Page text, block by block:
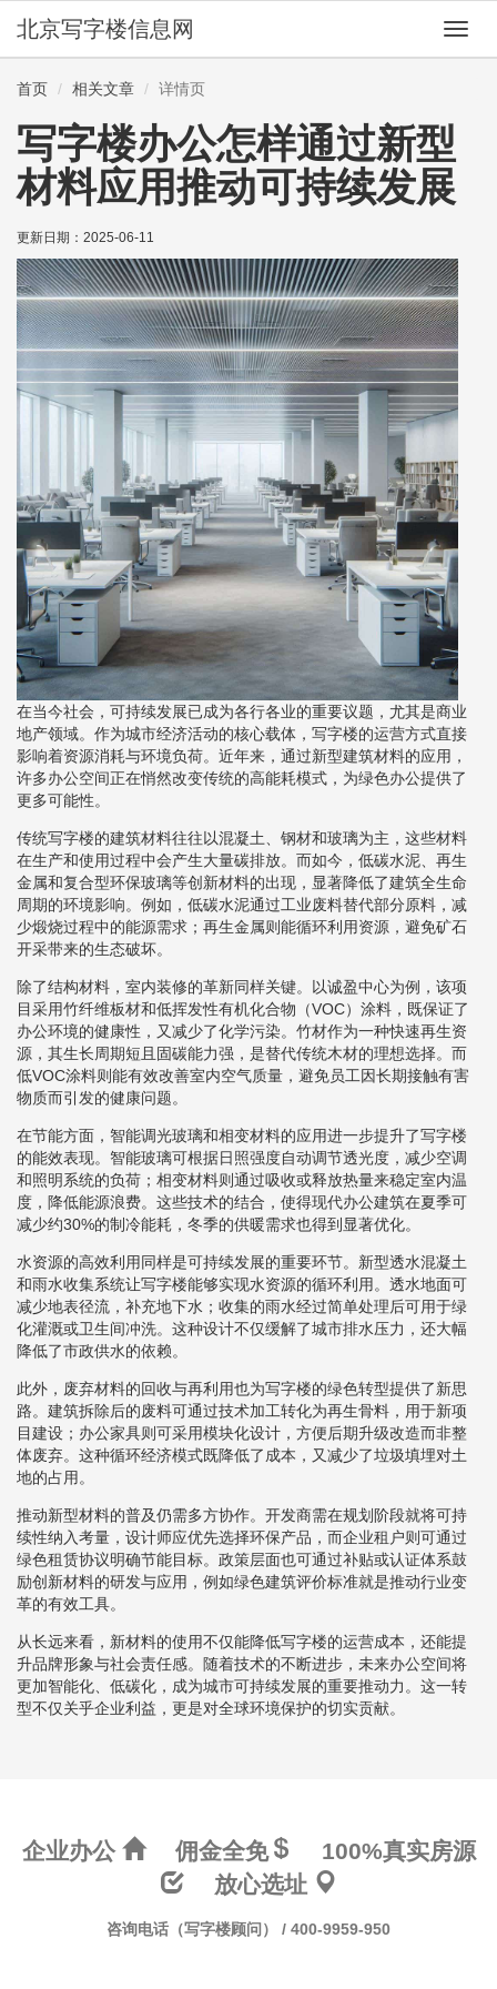
切
换
北京写字楼信息网
首页 相关文章 详情页
写字楼办公怎样通过新型
材料应用推动可持续发展
更新日期： 2025-06-11
在当今社会，可持续发展已成为各行各业的重要议题，尤其是商业
地产领域。作为城市经济活动的核心载体，写字楼的运营方式直接
影响着资源消耗与环境负荷。近年来，通过新型建筑材料的应用，
许多办公空间正在悄然改变传统的高能耗模式，为绿色办公提供了
更多可能性。
传统写字楼的建筑材料往往以混凝土、钢材和玻璃为主，这些材料
在生产和使用过程中会产生大量碳排放。而如今，低碳水泥、再生
金属和复合型环保玻璃等创新材料的出现，显著降低了建筑全生命
周期的环境影响。例如，低碳水泥通过工业废料替代部分原料，减
少煅烧过程中的能源需求；再生金属则能循环利用资源，避免矿石
开采带来的生态破坏。
除了结构材料，室内装修的革新同样关键。以诚盈中心为例，该项
目采用竹纤维板材和低挥发性有机化合物（VOC）涂料，既保证了
办公环境的健康性，又减少了化学污染。竹材作为一种快速再生资
源，其生长周期短且固碳能力强，是替代传统木材的理想选择。而
低VOC涂料则能有效改善室内空气质量，避免员工因长期接触有害
物质而引发的健康问题。
在节能方面，智能调光玻璃和相变材料的应用进一步提升了写字楼
的能效表现。智能玻璃可根据日照强度自动调节透光度，减少空调
和照明系统的负荷；相变材料则通过吸收或释放热量来稳定室内温
度，降低能源浪费。这些技术的结合，使得现代办公建筑在夏季可
减少约30%的制冷能耗，冬季的供暖需求也得到显著优化。
水资源的高效利用同样是可持续发展的重要环节。新型透水混凝土
和雨水收集系统让写字楼能够实现水资源的循环利用。透水地面可
减少地表径流，补充地下水；收集的雨水经过简单处理后可用于绿
化灌溉或卫生间冲洗。这种设计不仅缓解了城市排水压力，还大幅
降低了市政供水的依赖。
此外，废弃材料的回收与再利用也为写字楼的绿色转型提供了新思
路。建筑拆除后的废料可通过技术加工转化为再生骨料，用于新项
目建设；办公家具则可采用模块化设计，方便后期升级改造而非整
体废弃。这种循环经济模式既降低了成本，又减少了垃圾填埋对土
地的占用。
推动新型材料的普及仍需多方协作。开发商需在规划阶段就将可持
续性纳入考量，设计师应优先选择环保产品，而企业租户则可通过
绿色租赁协议明确节能目标。政策层面也可通过补贴或认证体系鼓
励创新材料的研发与应用，例如绿色建筑评价标准就是推动行业变
革的有效工具。
从长远来看，新材料的使用不仅能降低写字楼的运营成本，还能提
升品牌形象与社会责任感。随着技术的不断进步，未来办公空间将
更加智能化、低碳化，成为城市可持续发展的重要推动力。这一转
型不仅关乎企业利益，更是对全球环境保护的切实贡献。
企业办公 佣金全免
100%真实房源
放心选址
咨询电话（写字楼顾问） / 400-9959-950